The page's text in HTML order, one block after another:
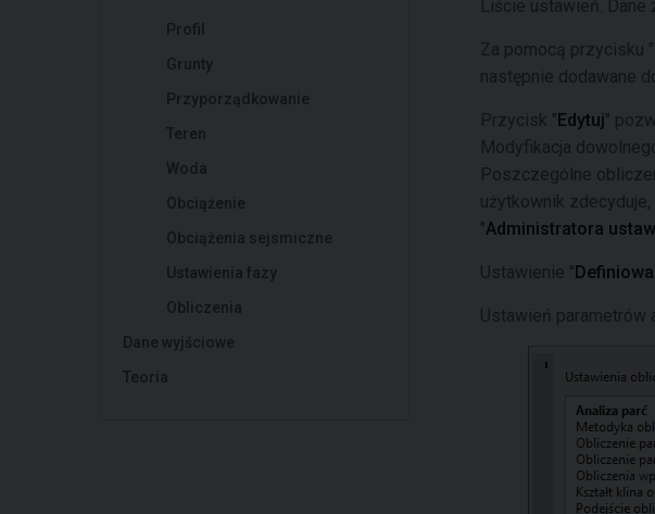
Profil
Grunty
Przyporządkowanie
Teren
Woda
Obciążenie
Obciążenia sejsmiczne
Ustawienia fazy
Obliczenia
Dane wyjściowe
Teoria
Liście ustawień.
Za pomocą przycisku "
następnie dodawane
Przycisk "Edytuj"
Modyfikacja
Poszczególne
użytkownik
"Administratora
Ustawienie "
Ustawień parametrów